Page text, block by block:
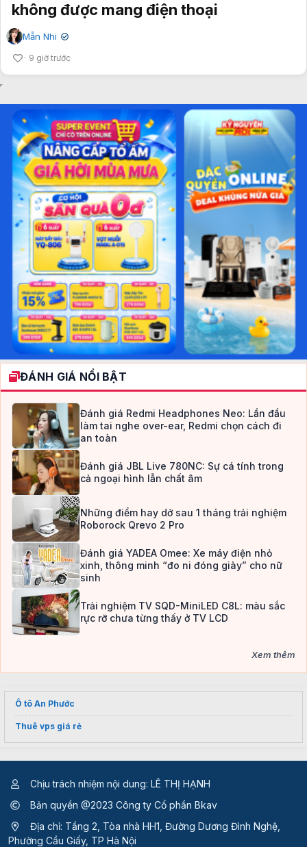
không được mang điện thoại
Mẫn Nhi ✔
9 giờ trước
ĐÁNH GIÁ NỔI BẬT
Đánh giá Redmi Headphones Neo: Lần đầu
làm tai nghe over-ear, Redmi chọn cách đi
an toàn
Đánh giá JBL Live 780NC: Sự cá tính trong
cả ngoại hình lẫn chất âm
Những điểm hay dở sau 1 tháng trải nghiệm
Roborock Qrevo 2 Pro
Đánh giá YADEA Omee: Xe máy điện nhỏ
xinh, thông minh “đo ni đóng giày” cho nữ
sinh
Trải nghiệm TV SQD-MiniLED C8L: màu sắc
rực rỡ chưa từng thấy ở TV LCD
Xem thêm
Ô tô An Phước
Thuê vps giá rẻ
Chịu trách nhiệm nội dung: LÊ THỊ HẠNH
Bản quyền @2023 Công ty Cổ phần Bkav
Địa chỉ: Tầng 2, Tòa nhà HH1, Đường Dương Đình Nghệ,
Phường Cầu Giấy, TP Hà Nội